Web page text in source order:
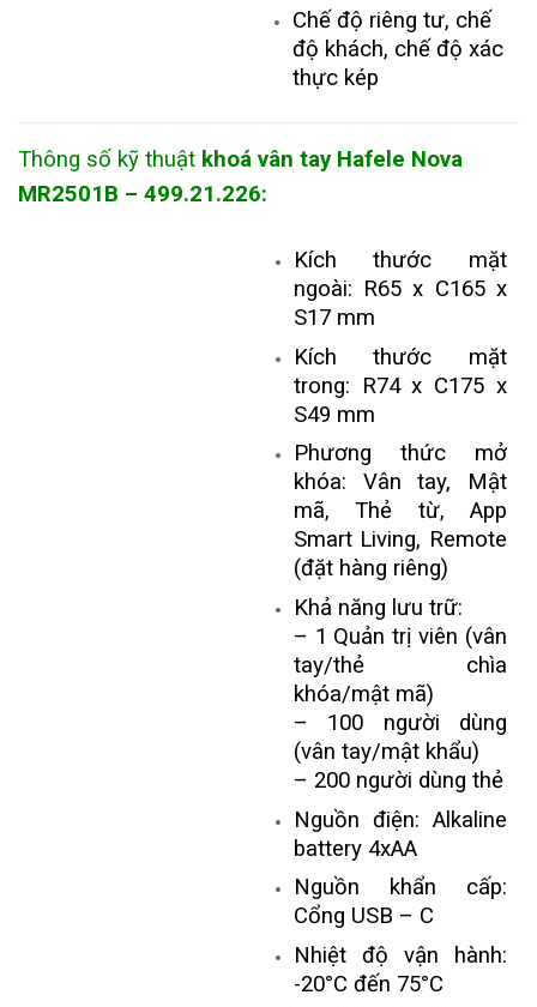
Chế độ riêng tư, chế
độ khách, chế độ xác
thực kép
Thông số kỹ thuật khoá vân tay Hafele Nova
MR2501B – 499.21.226:
​Kích thước mặt
ngoài: R65 x C165 x
S17 mm
Kích thước mặt
trong: R74 x C175 x
S49 mm
Phương thức mở
khóa: Vân tay, Mật
mã, Thẻ từ, App
Smart Living, Remote
(đặt hàng riêng)
Khả năng lưu trữ:
– 1 Quản trị viên (vân
tay/thẻ chìa
khóa/mật mã)
– 100 người dùng
(vân tay/mật khẩu)
– 200 người dùng thẻ
Nguồn điện: Alkaline
battery 4xAA
Nguồn khẩn cấp:
Cổng USB – C
Nhiệt độ vận hành:
-20°C đến 75°C